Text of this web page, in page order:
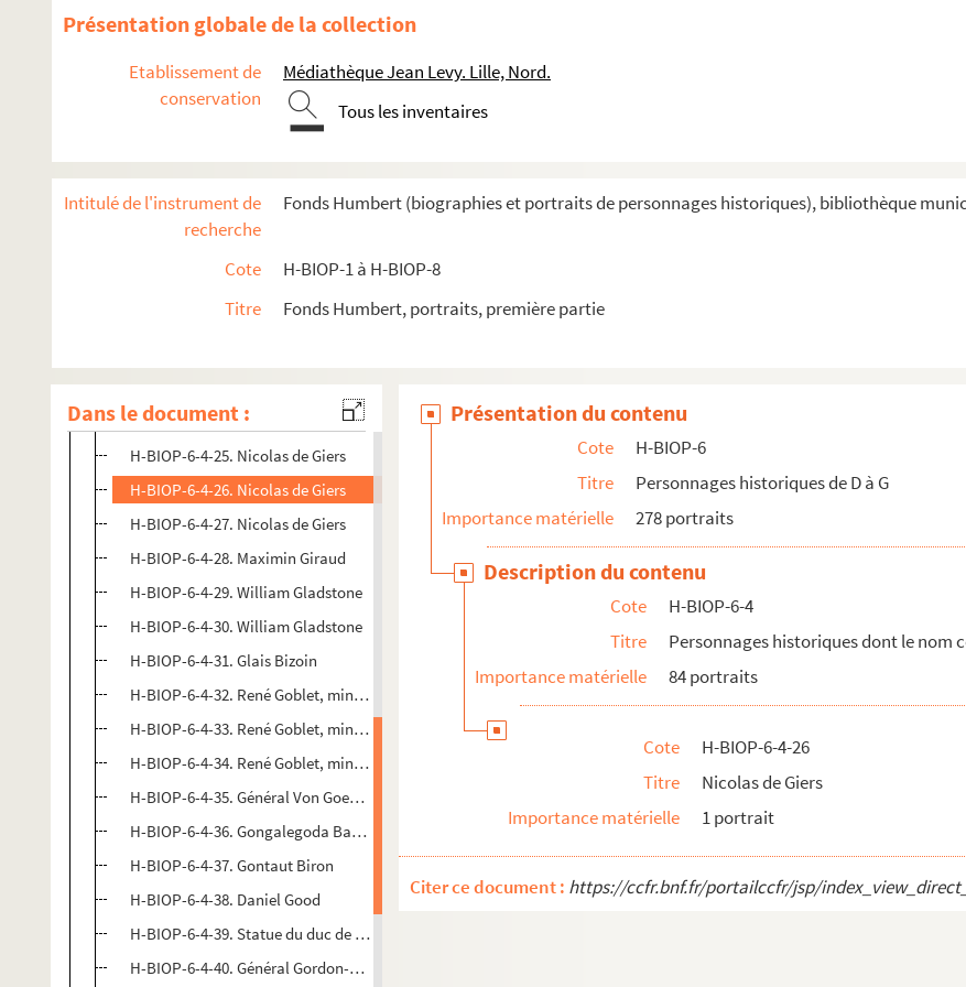
Présentation globale de la collection
Etablissement de
conservation
Médiathèque Jean Levy. Lille, Nord.
Tous les inventaires
Intitulé de l'instrument de
recherche
Fonds Humbert (biographies et portraits de personnages historiques), bibliothèque
Cote
H-BIOP-1 à H-BIOP-8
Titre
Fonds Humbert, portraits, première partie
Dans le document :
H-BIOP-6-4-12. Garribaldi, général romain
H-BIOP-6-4-14. Garnier
H-BIOP-6-4-15. Garnier Pagès
H-BIOP-6-4-17. Henri Geffeken
H-BIOP-6-4-18. Alexandre Gendebien
H-BIOP-6-4-21. Madame de Gérando
H-BIOP-6-4-23. Amiral Gervais
H-BIOP-6-4-24. Gerville-Réache
H-BIOP-6-4-25. Nicolas de Giers
H-BIOP-6-4-26. Nicolas de Giers
H-BIOP-6-4-27. Nicolas de Giers
H-BIOP-6-4-28. Maximin Giraud
H-BIOP-6-4-29. William Gladstone
H-BIOP-6-4-30. William Gladstone
H-BIOP-6-4-31. Glais Bizoin
H-BIOP-6-4-32. René Goblet, ministre de l'instruction publique
H-BIOP-6-4-33. René Goblet, ministre de l'instruction publique
H-BIOP-6-4-34. René Goblet, ministre de l'instruction publique
H-BIOP-6-4-35. Général Von Goeben
H-BIOP-6-4-36. Gongalegoda Banda
H-BIOP-6-4-37. Gontaut Biron
H-BIOP-6-4-38. Daniel Good
H-BIOP-6-4-39. Statue du duc de Gordon
H-BIOP-6-4-40. Général Gordon-Pacha
Présentation du contenu
Cote
H-BIOP-6
Titre
Personnages historiques de D à G
Importance matérielle
278 portraits
Description du contenu
Cote
H-BIOP-6-4
Titre
Personnages historiques dont le nom
Importance matérielle
84 portraits
Cote
H-BIOP-6-4-26
Titre
Nicolas de Giers
Importance matérielle
1 portrait
Citer ce document : https://ccfr.bnf.fr/portailccfr/jsp/